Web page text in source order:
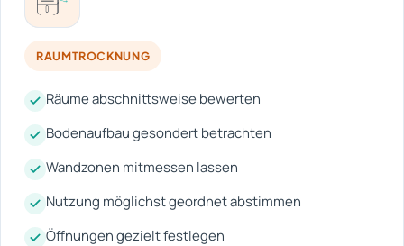
RAUMTROCKNUNG
Räume abschnittsweise bewerten
Bodenaufbau gesondert betrachten
Wandzonen mitmessen lassen
Nutzung möglichst geordnet abstimmen
Öffnungen gezielt festlegen